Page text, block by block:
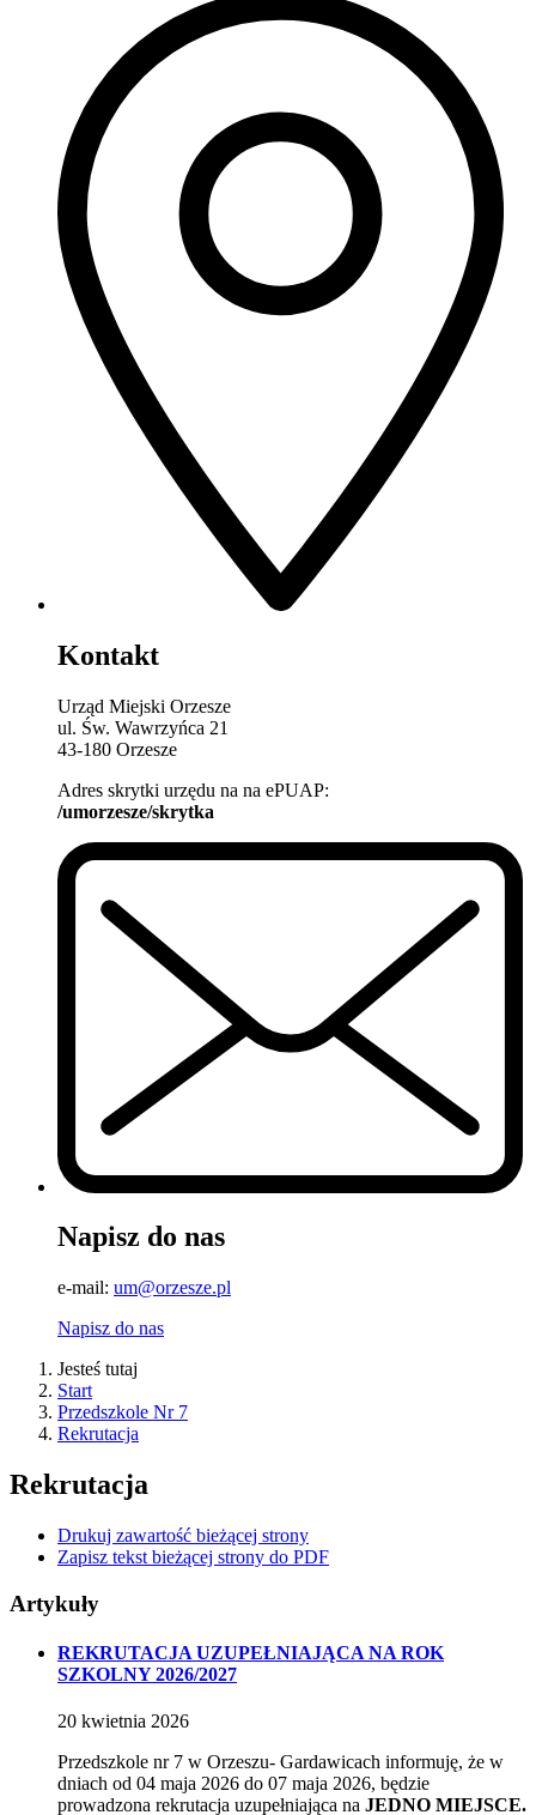
Kontakt
Urząd Miejski Orzesze
ul. Św. Wawrzyńca 21
43-180 Orzesze
Adres skrytki urzędu na na ePUAP:
/umorzesze/skrytka
Napisz do nas
e-mail: um@orzesze.pl
Napisz do nas
Jesteś tutaj
Start
Przedszkole Nr 7
Rekrutacja
Rekrutacja
Drukuj zawartość bieżącej strony
Zapisz tekst bieżącej strony do PDF
Artykuły
REKRUTACJA UZUPEŁNIAJĄCA NA ROK
SZKOLNY 2026/2027
20 kwietnia 2026
Przedszkole nr 7 w Orzeszu- Gardawicach informuję, że w
dniach od 04 maja 2026 do 07 maja 2026, będzie
prowadzona rekrutacja uzupełniająca na JEDNO MIEJSCE.